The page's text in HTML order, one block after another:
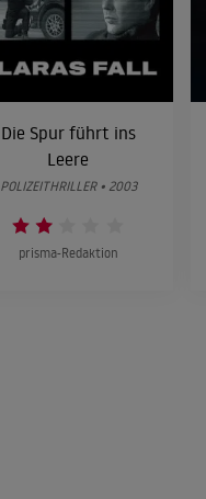
Die Spur führt ins
Leere
POLIZEITHRILLER • 2003
prisma-Redaktion